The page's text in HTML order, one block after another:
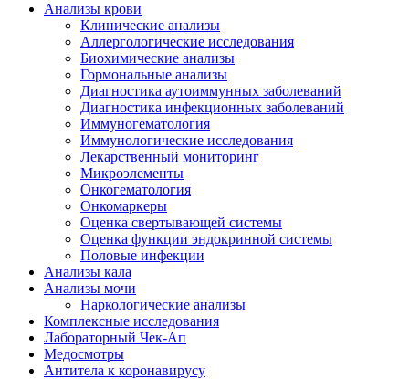
Анализы крови
Клинические анализы
Аллергологические исследования
Биохимические анализы
Гормональные анализы
Диагностика аутоиммунных заболеваний
Диагностика инфекционных заболеваний
Иммуногематология
Иммунологические исследования
Лекарственный мониторинг
Микроэлементы
Онкогематология
Онкомаркеры
Оценка свертывающей системы
Оценка функции эндокринной системы
Половые инфекции
Анализы кала
Анализы мочи
Наркологические анализы
Комплексные исследования
Лабораторный Чек-Ап
Медосмотры
Антитела к коронавирусу